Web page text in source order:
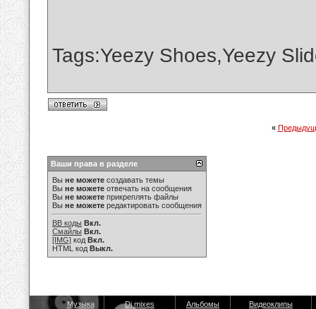
Tags:Yeezy Shoes,Yeezy
«
Ваши права в разделе
Вы не можете создавать темы
Вы не можете отвечать на сообщения
Вы не можете прикреплять файлы
Вы не можете редактировать сообщения
BB коды Вкл.
Смайлы Вкл.
[IMG] код Вкл.
HTML код Выкл.
Музыка Dj mixes Альбомы Видеоклипы